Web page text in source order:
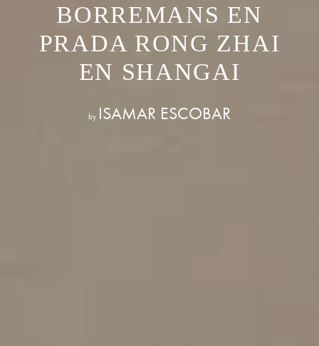
BORREMANS EN
PRADA RONG ZHAI
EN SHANGAI
by ISAMAR ESCOBAR